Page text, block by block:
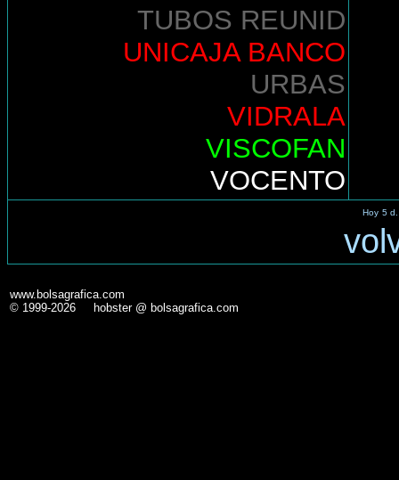
TUBOS REUNID
UNICAJA BANCO
URBAS
VIDRALA
VISCOFAN
VOCENTO
Hoy 5 d.
www.bolsagrafica.com
© 1999-2026 hobster @ bolsagrafica.com